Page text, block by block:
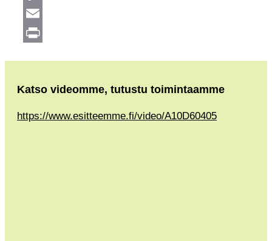
Copy
Link
Email
Katso videomme, tutustu toimintaamme
https://www.esitteemme.fi/video/A10D60405